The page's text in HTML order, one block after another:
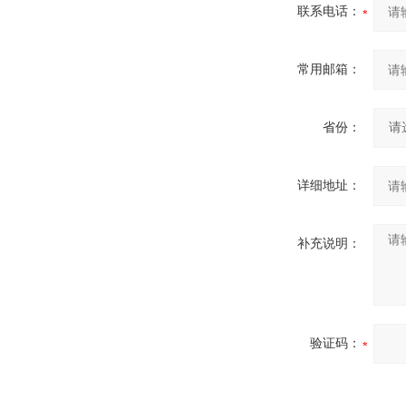
联系电话：
常用邮箱：
省份：
详细地址：
补充说明：
验证码：